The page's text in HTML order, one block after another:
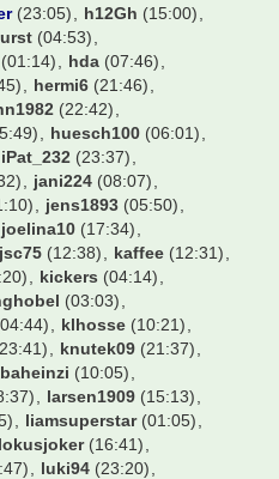
(23:05) h12Gh (15:00)
(04:53)
(01:14) hda (07:46)
hermi6 (21:46)
(22:42)
huesch100 (06:01)
iPat_232 (23:37)
jani224 (08:07)
jens1893 (05:50)
joelina10 (17:34)
jsc75 (12:38) kaffee (12:31)
kickers (04:14)
(03:03)
klhosse (10:21)
knutek09 (21:37)
(10:05)
larsen1909 (15:13)
liamsuperstar(01:05)
lokusjoker(16:41)
luki94 (23:20)